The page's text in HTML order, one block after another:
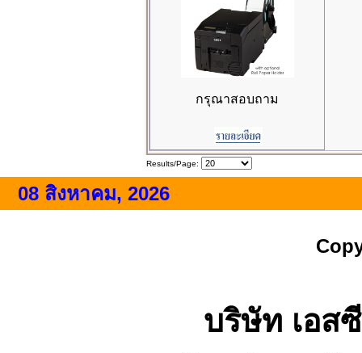
กรุณาสอบถาม
Results/Page:
08 สิงหาคม, 2026
บริษัท เอส